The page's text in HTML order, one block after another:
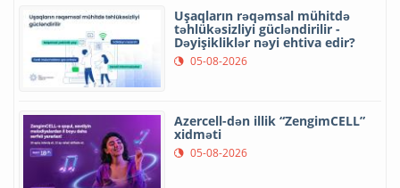
Uşaqların rəqəmsal mühitdə
təhlükəsizliyi gücləndirilir -
Dəyişikliklər nəyi ehtiva edir?
05-08-2026
Azercell-dən illik “ZengimCELL”
xidməti
05-08-2026